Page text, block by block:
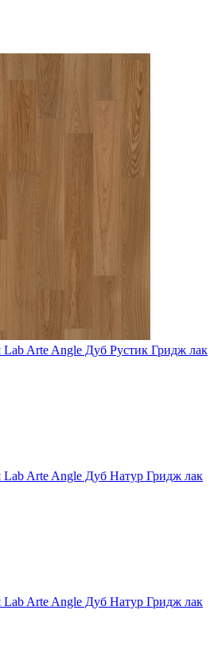
Arte Angle Дуб Рустик Гридж лак
Lab Arte Angle Дуб Натур Гридж лак
Lab Arte Angle Дуб Натур Гридж лак